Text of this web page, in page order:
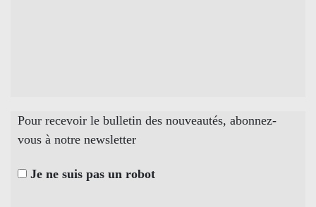
Pour recevoir le bulletin des nouveautés, abonnez-
vous à notre newsletter
Je ne suis pas un robot